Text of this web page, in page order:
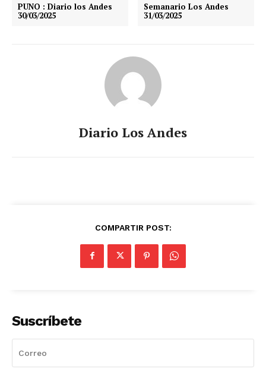
PUNO : Diario los Andes
30/03/2025
Semanario Los Andes
31/03/2025
Diario Los Andes
COMPARTIR POST:
Suscríbete